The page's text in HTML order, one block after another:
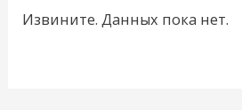
Извините. Данных пока нет.